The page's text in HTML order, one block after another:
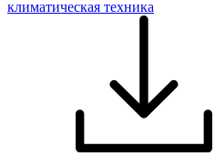
климатическая техника